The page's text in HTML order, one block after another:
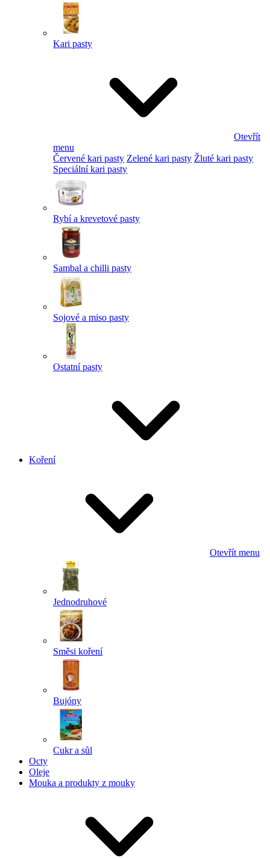
Kari pasty
Otevřít
menu
Červené kari pasty Zelené kari pasty Žluté kari pasty
Speciální kari pasty
Rybí a krevetové pasty
Sambal a chilli pasty
Sojové a miso pasty
Ostatní pasty
Koření
Otevřít menu
Jednodruhové
Směsi koření
Bujóny
Cukr a sůl
Octy
Oleje
Mouka a produkty z mouky